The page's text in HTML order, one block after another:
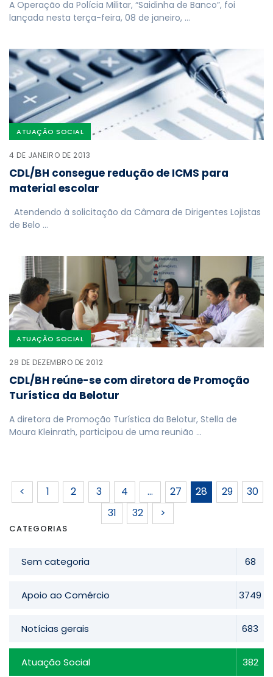
A Operação da Polícia Militar, “Saidinha de Banco”, foi
lançada nesta terça-feira, 08 de janeiro, …
ATUAÇÃO SOCIAL
4 DE JANEIRO DE 2013
CDL/BH consegue redução de ICMS para
material escolar
Atendendo à solicitação da Câmara de Dirigentes Lojistas
de Belo …
ATUAÇÃO SOCIAL
28 DE DEZEMBRO DE 2012
CDL/BH reúne-se com diretora de Promoção
Turística da Belotur
A diretora de Promoção Turística da Belotur, Stella de
Moura Kleinrath, participou de uma reunião …
< 1 2 3 4 … 27 28 29
30
31
32 >
CATEGORIAS
Sem categoria 68
Apoio ao Comércio 3749
Notícias gerais 683
Atuação Social 382